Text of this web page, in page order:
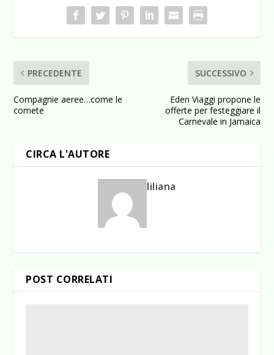
PRECEDENTE
Compagnie aeree…come le
comete
SUCCESSIVO
Eden Viaggi propone le
offerte per festeggiare il
Carnevale in Jamaica
CIRCA L'AUTORE
liliana
POST CORRELATI